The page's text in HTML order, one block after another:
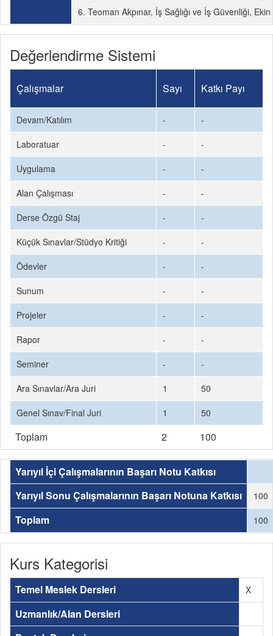
6. Teoman Akpınar, İş Sağlığı ve İş Güvenliği,
Değerlendirme Sistemi
Çalışmalar Sayı Katkı Payı
Devam/Katılım -
-
Laboratuar
-
-
Uygulama
-
-
Alan Çalışması
-
-
Derse Özgü Staj
-
-
Küçük Sınavlar/Stüdyo Kritiği
-
-
Ödevler
-
-
Sunum
-
-
Projeler
-
-
Rapor
-
-
Seminer
-
-
Ara Sınavlar/Ara Juri
1
50
Genel Sınav/Final Juri
1 50
Toplam 2 100
Yarıyıl İçi Çalışmalarının Başarı Notu Katkısı
Yarıyıl Sonu Çalışmalarının Başarı Notuna Katkısı
100
Toplam 100
Kurs Kategorisi
Temel Meslek Dersleri X
Uzmanlık/Alan Dersleri